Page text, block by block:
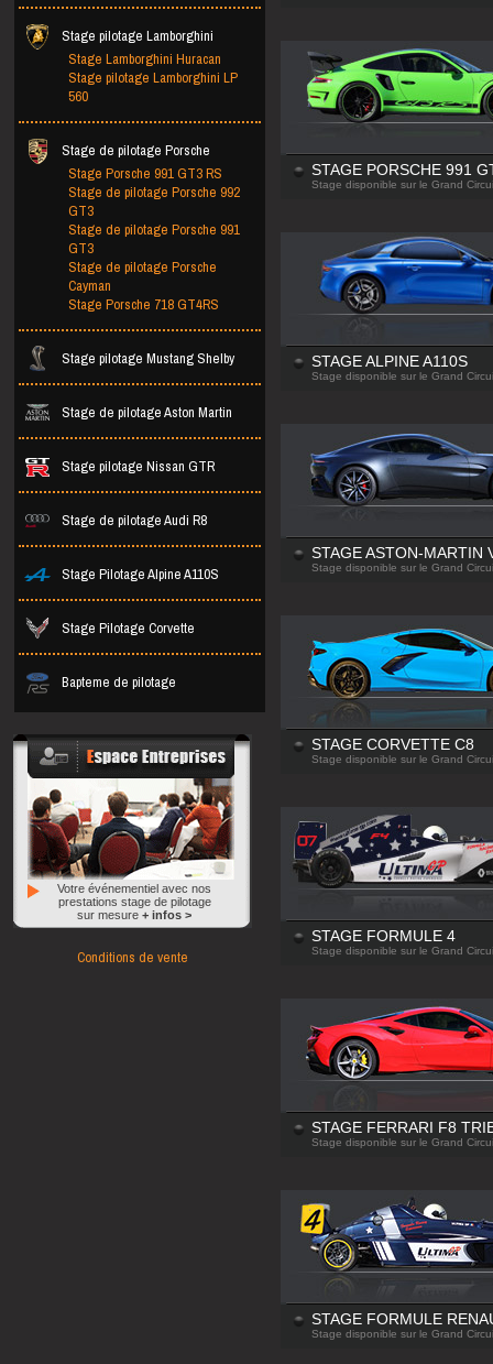
Stage pilotage Lamborghini
Stage Lamborghini Huracan
Stage pilotage Lamborghini LP
560
Stage de pilotage Porsche
Stage Porsche 991 GT3 RS
Stage de pilotage Porsche 992
GT3
Stage de pilotage Porsche 991
GT3
Stage de pilotage Porsche
Cayman
Stage Porsche 718 GT4RS
Stage pilotage Mustang Shelby
Stage de pilotage Aston Martin
Stage pilotage Nissan GTR
Stage de pilotage Audi R8
Stage Pilotage Alpine A110S
Stage Pilotage Corvette
Bapteme de pilotage
Votre événementiel avec nos
prestations stage de pilotage
sur mesure + infos >
Conditions de vente
STAGE PORSCHE 991
Stage disponible sur le Grand
STAGE ALPINE A110S
Stage disponible sur le Grand
STAGE ASTON-MARTIN
Stage disponible sur le Grand
STAGE CORVETTE C8
Stage disponible sur le Grand
STAGE FORMULE 4
Stage disponible sur le Grand
STAGE FERRARI F8
Stage disponible sur le Grand
STAGE FORMULE
Stage disponible sur le Grand